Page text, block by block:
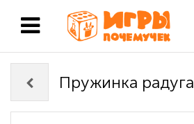
Пружинка